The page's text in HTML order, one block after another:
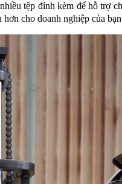
tệp đính kèm để hỗ trợ
cho doanh nghiệp của